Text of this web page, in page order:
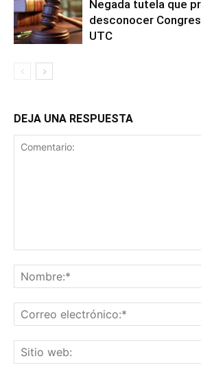
Negada tutela que
desconocer
UTC
DEJA UNA RESPUESTA